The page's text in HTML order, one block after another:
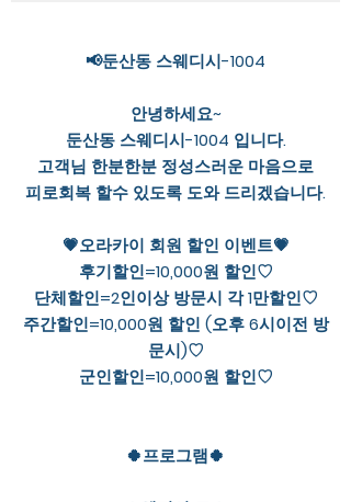
📢둔산동 스웨디시-1004
안녕하세요~
둔산동 스웨디시-1004 입니다.
고객님 한분한분 정성스러운 마음으로
피로회복 할수 있도록 도와 드리겠습니다.
💗오라카이 회원 할인 이벤트💗
후기할인=10,000원 할인♡
단체할인=2인이상 방문시 각 1만할인♡
주간할인=10,000원 할인 (오후 6시이전 방
문시)♡
군인할인=10,000원 할인♡
🍀프로그램🍀